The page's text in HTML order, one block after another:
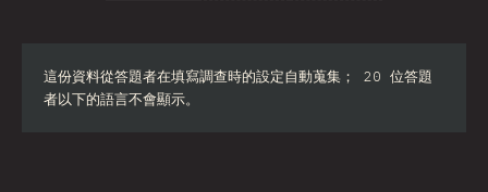
Bulgaria
這份資料從答題者在填寫調查時的設定自動蒐集； 20 位答題
者以下的語言不會顯示。